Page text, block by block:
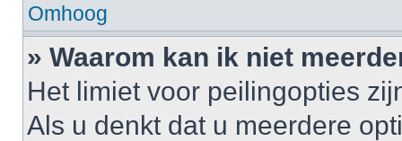
Omhoog
» Waarom kan ik niet
Het limiet voor peilingopties
Als u denkt dat u meerdere